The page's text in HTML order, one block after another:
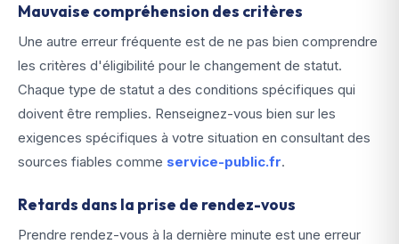
Mauvaise compréhension des critères
Une autre erreur fréquente est de ne pas bien comprendre
les critères d'éligibilité pour le changement de statut.
Chaque type de statut a des conditions spécifiques qui
doivent être remplies. Renseignez-vous bien sur les
exigences spécifiques à votre situation en consultant des
sources fiables comme service-public.fr.
Retards dans la prise de rendez-vous
Prendre rendez-vous à la dernière minute est une erreur